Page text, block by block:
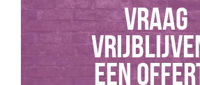
Vraag
een